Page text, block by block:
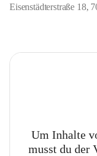
Eisenstädterstraße 18,
Um Inhalte
musst du der